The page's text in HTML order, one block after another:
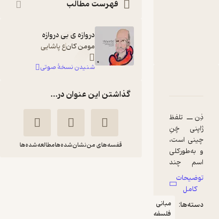
مومون کان
ع پاشایی
ناشر
کارگاه اتفاق
ذِن ــ تلفظ
ژاپنی چَنِ
چینی است،
و به‌طور‌کلی
اسم چند
فرقه‌‌ از
شاخه‌ی
آیین بودا
توضیحات
کامل
دسته‌ها:
مبانی
فلسفه
فهرست مطالب
دروازه ی بی دروازه
مومن کانع پاشایی
شنیدن نسخۀ صوتی
گذاشتن این عنوان در...
قفسه‌های من نشان‌شده‌هامطالعه‌شده‌ها